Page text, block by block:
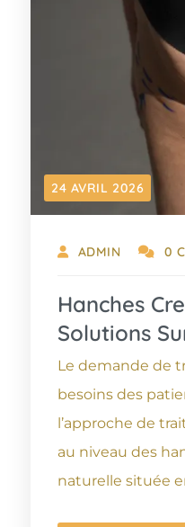
24 AVRIL 2026
ADMIN 0
Hanches
Solutions
Le demande de
besoins des
l’approche de
au niveau des
naturelle située